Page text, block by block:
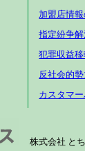
加盟店情
指定紛争
犯罪収益
反社会的
カスタマ
株式会社 とち